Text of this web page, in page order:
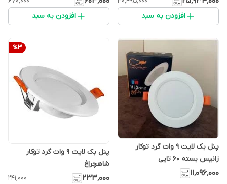
افزودن به سبد افزودن به سبد
پنل بک لایت 9 وات گرد توکار
زانیس بسته 60 تایی
۱۱٬۰۹۶٬۰۰۰
%3
پنل بک لایت 9 وات گرد توکار
شاهچراغ
۲۳۳٬۰۰۰ ۲۴۱٬۰۰۰